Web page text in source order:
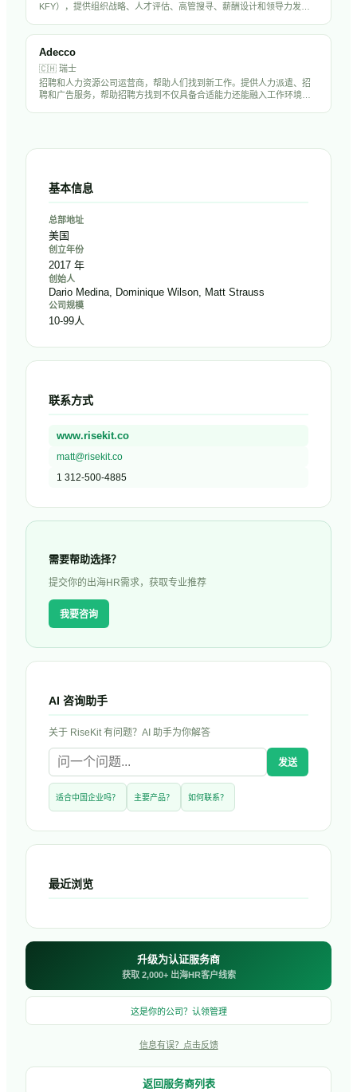
KFY），提供组织战略、人才评估、高管搜寻、薪酬设计和领导力发展
Adecco
🇨🇭 瑞士
招聘和人力资源公司运营商，帮助人们找到新工作。提供人力派遣、招
聘和广告服务，帮助招聘方找到不仅具备合适能力还能融入工作环境的
基本信息
总部地址
美国
创立年份
2017 年
创始人
Dario Medina, Dominique Wilson, Matt Strauss
公司规模
10-99人
联系方式
www.risekit.co
matt@risekit.co
1 312-500-4885
需要帮助选择？
提交你的出海HR需求，获取专业推荐
我要咨询
AI 咨询助手
关于 RiseKit 有问题？AI 助手为你解答
发送
适合中国企业吗？ 主要产品？ 如何联系？
最近浏览
升级为认证服务商
获取 2,000+ 出海HR客户线索
这是你的公司？认领管理
信息有误？点击反馈
返回服务商列表